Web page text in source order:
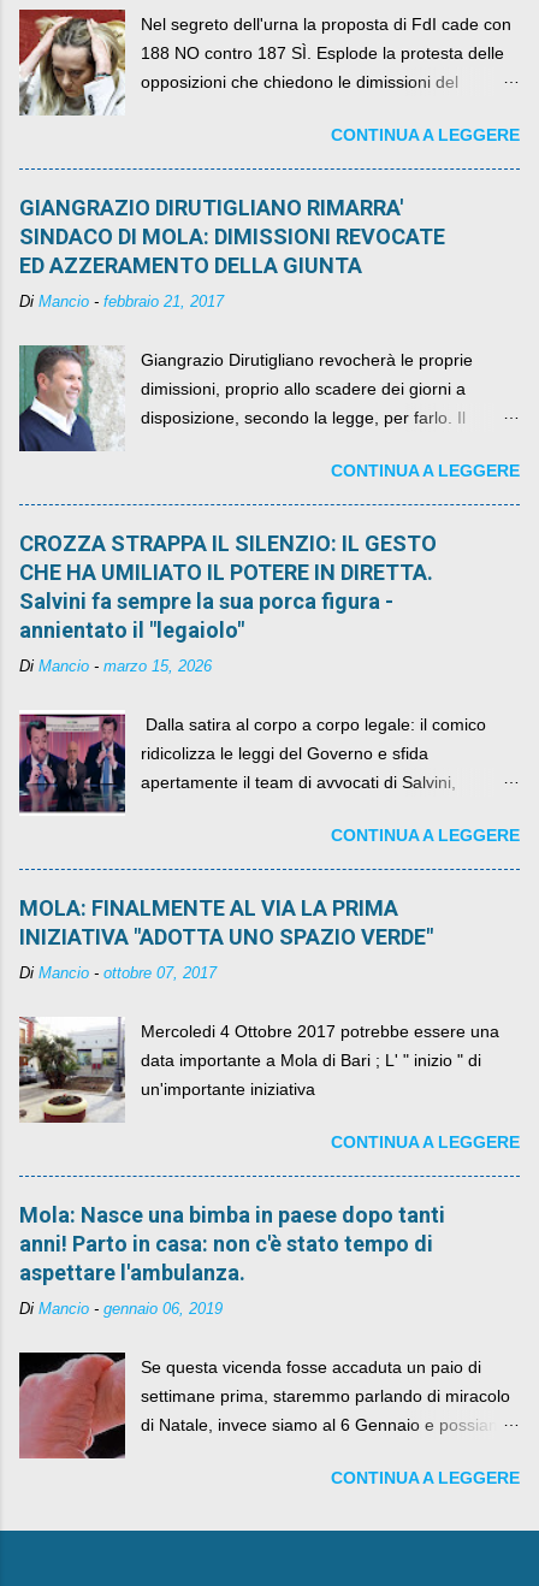
Nel segreto dell'urna la proposta di FdI cade con
188 NO contro 187 SÌ. Esplode la protesta delle
opposizioni che chiedono le dimissioni del
CONTINUA A LEGGERE
GIANGRAZIO DIRUTIGLIANO RIMARRA'
SINDACO DI MOLA: DIMISSIONI REVOCATE
ED AZZERAMENTO DELLA GIUNTA
Di Mancio - febbraio 21, 2017
Giangrazio Dirutigliano revocherà le proprie
dimissioni, proprio allo scadere dei giorni a
disposizione, secondo la legge, per farlo. Il
quelli che si auspicavano il contrario.CONTINUA A LEGGERE
CROZZA STRAPPA IL SILENZIO: IL GESTO
CHE HA UMILIATO IL POTERE IN DIRETTA.
Salvini fa sempre la sua porca figura -
annientato il "legaiolo"
Di Mancio - marzo 15, 2026
​ Dalla satira al corpo a corpo legale: il comico
ridicolizza le leggi del Governo e sfida
apertamente il team di avvocati di Salvini,
CONTINUA A LEGGERE
MOLA: FINALMENTE AL VIA LA PRIMA
INIZIATIVA "ADOTTA UNO SPAZIO VERDE"
Di Mancio - ottobre 07, 2017
Mercoledi 4 Ottobre 2017 potrebbe essere una
data importante a Mola di Bari ; L' " inizio " di
un'importante iniziativa
CONTINUA A LEGGERE
Mola: Nasce una bimba in paese dopo tanti
anni! Parto in casa: non c'è stato tempo di
aspettare l'ambulanza.
Di Mancio - gennaio 06, 2019
Se questa vicenda fosse accaduta un paio di
settimane prima, staremmo parlando di miracolo
di Natale, invece siamo al 6 Gennaio e possiamo
e la Befana, visto il lieto epilogo della vicenda.
CONTINUA A LEGGERE